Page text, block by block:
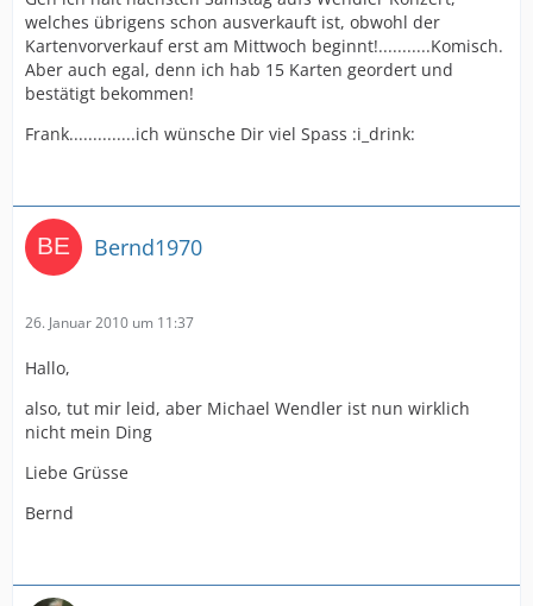
welches übrigens schon ausverkauft ist, obwohl der
Kartenvorverkauf erst am Mittwoch beginnt!...........Komisch.
Aber auch egal, denn ich hab 15 Karten geordert und
bestätigt bekommen!
Frank..............ich wünsche Dir viel Spass :i_drink:
Bernd1970
26. Januar 2010 um 11:37
Hallo,
also, tut mir leid, aber Michael Wendler ist nun wirklich
nicht mein Ding
Liebe Grüsse
Bernd